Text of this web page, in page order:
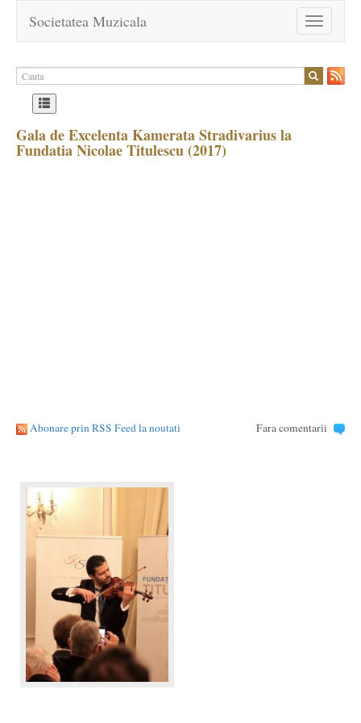
Toggle
navigation
Societatea Muzicala
Gala de Excelenta Kamerata Stradivarius la
Fundatia Nicolae Titulescu (2017)
Abonare prin RSS Feed la noutati Fara comentarii